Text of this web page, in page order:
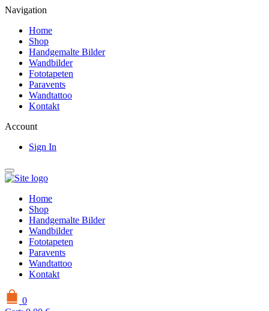
Navigation
Home
Shop
Handgemalte Bilder
Wandbilder
Fototapeten
Paravents
Wandtattoo
Kontakt
Account
Sign In
Home
Shop
Handgemalte Bilder
Wandbilder
Fototapeten
Paravents
Wandtattoo
Kontakt
0